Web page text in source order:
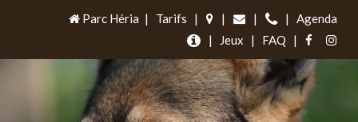
Parc Héria | Tarifs | | | |
Agenda
|
Jeux | FAQ |